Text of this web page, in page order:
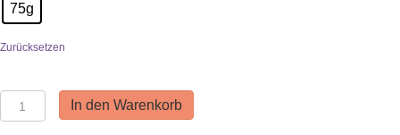
75g
Zurücksetzen
Tota
vi
In den Warenkorb